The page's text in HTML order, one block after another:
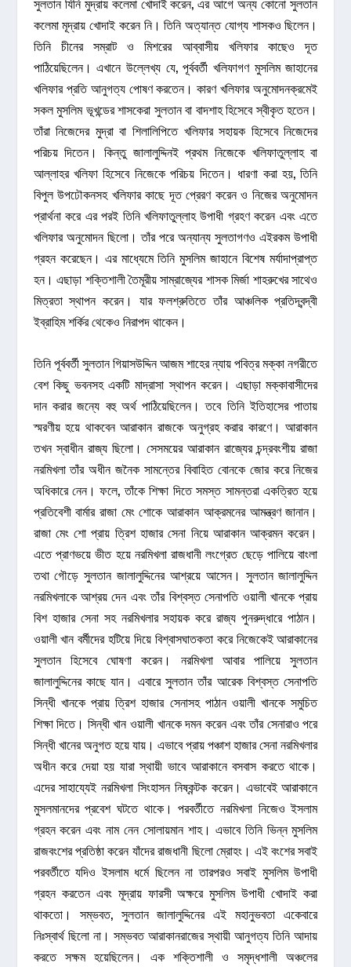
কলেমা মূদ্রায় খোদাই করেন নি। তিনি অত্যান্ত যোগ্য শাসকও ছিলেন।
তিনি চীনের সম্রাট ও মিশরের আব্বাসীয় খলিফার কাছেও দূত
পাঠিয়েছিলেন। এখানে উল্লেখ্য যে, পূর্ববর্তী খলিফাগণ মুসলিম জাহানের
খলিফার প্রতি আনুগত্য পোষণ করতেন। কারণ খলিফার অনুমোদনক্রমেই
সকল মুসলিম ভূখন্ডের শাসকেরা সুলতান বা বাদশাহ হিসেবে স্বীকৃত হতেন।
তাঁরা নিজেদের মুদ্রা বা শিলালিপিতে খলিফার সহায়ক হিসেবে নিজেদের
পরিচয় দিতেন। কিন্তু জালালুদ্দিনই প্রথম নিজেকে খলিফাতুল্লাহ বা
আল্লাহর খলিফা হিসেবে নিজেকে পরিচয় দিতেন। ধারণা করা হয়, তিনি
বিপুল উপঢৌকনসহ খলিফার কাছে দূত প্রেরণ করেন ও নিজের অনুমোদন
প্রার্থনা করে এর পরই তিনি খলিফাতুল্লাহ উপাধী গ্রহণ করেন এবং এতে
খলিফার অনুমোদন ছিলো। তাঁর পরে অন্যান্য সুলতাগণও এইরকম উপাধী
গ্রহন করেছেন। এর মাধ্যেমে তিনি মুসলিম জাহানে বিশেষ মর্যাদাপ্রাপ্ত
হন। এছাড়া শক্তিশালী তৈমূরীয় সাম্রাজ্যের শাসক মির্জা শাহরুখের সাথেও
মিত্রতা স্থাপন করেন। যার ফলশ্রুতিতে তাঁর আঞ্চলিক প্রতিদ্বন্দ্বী
ইব্রাহিম শর্কির থেকেও নিরাপদ থাকেন।
তিনি পূর্ববর্তী সুলতান গিয়াসউদ্দিন আজম শাহের ন্যায় পবিত্র মক্কা নগরীতে
বেশ কিছু ভবনসহ একটি মাদ্রাসা স্থাপন করেন। এছাড়া মক্কাবাসীদের
দান করার জন্যে বহু অর্থ পাঠিয়েছিলেন। তবে তিনি ইতিহাসের পাতায়
স্মরণীয় হয়ে থাকবেন আরাকান রাজকে অনুগ্রহ করার কারণে। আরাকান
তখন স্বাধীন রাজ্য ছিলো। সেসময়ের আরাকান রাজ্যের চন্দ্রবংশীয় রাজা
নরমিখলা তাঁর অধীন জনৈক সামন্তের বিবাহিত বোনকে জোর করে নিজের
অধিকারে নেন। ফলে, তাঁকে শিক্ষা দিতে সমস্ত সামন্তরা একত্রিত হয়ে
প্রতিবেশী বার্মার রাজা মেং শোকে আরাকান আক্রমনের আমন্ত্রণ জানান।
রাজা মেং শো প্রায় ত্রিশ হাজার সেনা নিয়ে আরাকান আক্রমন করেন।
এতে প্রাণভয়ে ভীত হয়ে নরমিখলা রাজধানী লংগ্রেত ছেড়ে পালিয়ে বাংলা
তথা গৌড়ে সুলতান জালালুদ্দিনের আশ্রয়ে আসেন। সুলতান জালালুদ্দিন
নরমিখলাকে আশ্রয় দেন এবং তাঁর বিশ্বস্ত সেনাপতি ওয়ালী খানকে প্রায়
বিশ হাজার সেনা সহ নরমিখলার সহায়ক করে রাজ্য পুনরুদ্ধারে পাঠান।
ওয়ালী খান বর্মীদের হটিয়ে দিয়ে বিশ্বাসঘাতকতা করে নিজেকেই আরাকানের
সুলতান হিসেবে ঘোষণা করেন। নরমিখলা আবার পালিয়ে সুলতান
জালালুদ্দিনের কাছে যান। এবারে সুলতান তাঁর আরেক বিশ্বস্ত সেনাপতি
সিন্ধী খানকে প্রায় ত্রিশ হাজার সেনাসহ পাঠান ওয়ালী খানকে সমুচিত
শিক্ষা দিতে। সিন্ধী খান ওয়ালী খানকে দমন করেন এবং তাঁর সেনারাও পরে
সিন্ধী খানের অনুগত হয়ে যায়। এভাবে প্রায় পঞ্চাশ হাজার সেনা নরমিখলার
অধীন করে দেয়া হয় যারা স্থায়ী ভাবে আরাকানে বসবাস করতে থাকে।
এদের সাহায্যেই নরমিখলা সিংহাসন নিষ্কন্টক করেন। এভাবেই আরাকানে
মুসলমানদের প্রবেশ ঘটতে থাকে। পরবর্তীতে নরমিখলা নিজেও ইসলাম
গ্রহন করেন এবং নাম নেন সোলায়মান শাহ। এভাবে তিনি ভিন্ন মুসলিম
রাজবংশের প্রতিষ্ঠা করেন যাঁদের রাজধানী ছিলো ম্রোহং। এই বংশের সবাই
পরবর্তীতে যদিও ইসলাম ধর্মে ছিলেন না তারপরও সবাই মুসলিম উপাধী
গ্রহন করতেন এবং মূদ্রায় ফারসী অক্ষরে মুসলিম উপাধী খোদাই করা
থাকতো। সম্ভবত, সুলতান জালালুদ্দিনের এই মহানুভবতা একেবারে
নিঃস্বার্থ ছিলো না। সম্ভবত আরাকানরাজের স্থায়ী আনুগত্য তিনি আদায়
করতে সক্ষম হয়েছিলেন। এক শক্তিশালী ও সমৃদ্ধশালী অঞ্চলের